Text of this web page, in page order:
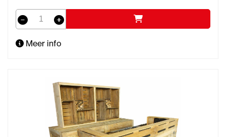
Meer info